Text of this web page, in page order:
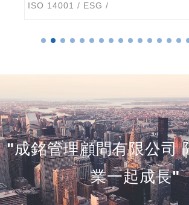
ISO 14001 / ESG /
"成銘管理顧問有限公司
業一起成長"